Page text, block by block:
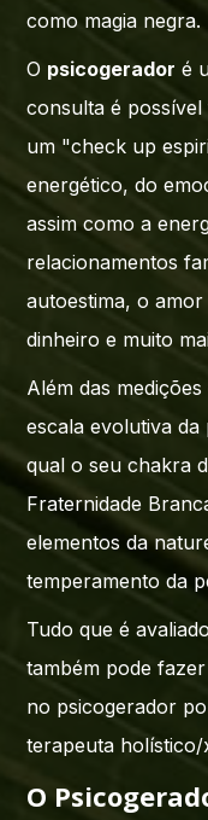
como magia negra.
O psicogerador é
consulta é
um "check up
energético, do
assim como a
relacionamentos
autoestima, o
dinheiro e muito
Além das
escala evolutiva
qual o seu chakra
Fraternidade
elementos da
temperamento da
Tudo que é
também pode
no psicogerador
terapeuta
O